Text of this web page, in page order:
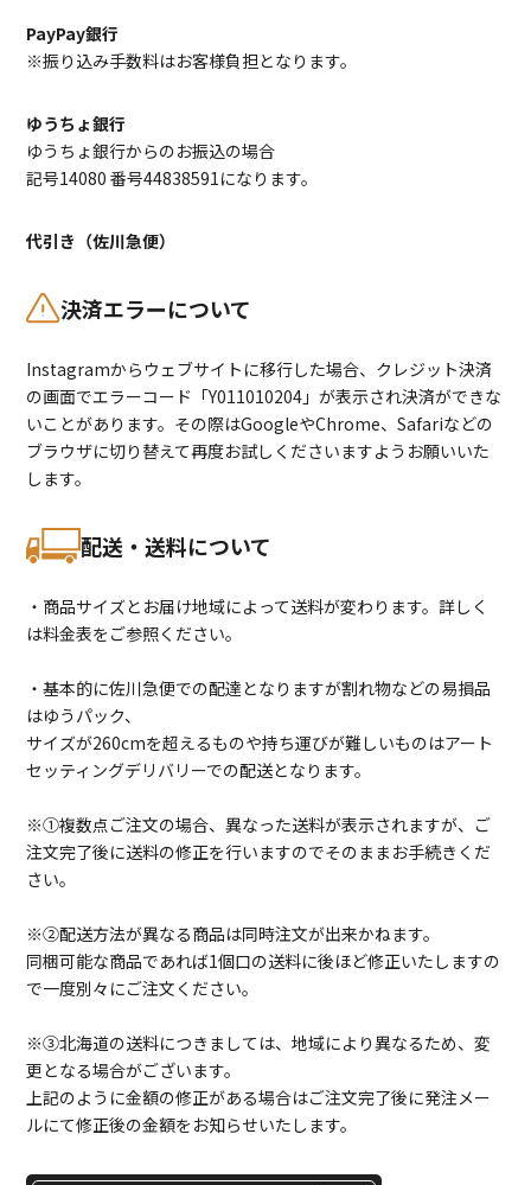
PayPay銀行
※振り込み手数料はお客様負担となります。
ゆうちょ銀行
ゆうちょ銀行からのお振込の場合
記号14080 番号44838591になります。
代引き（佐川急便）
決済エラーについて
Instagramからウェブサイトに移行した場合、クレジット決済
の画面でエラーコード「Y011010204」が表示され決済ができな
いことがあります。その際はGoogleやChrome、Safariなどの
ブラウザに切り替えて再度お試しくださいますようお願いいた
します。
配送・送料について
・商品サイズとお届け地域によって送料が変わります。詳しく
は料金表をご参照ください。
・基本的に佐川急便での配達となりますが割れ物などの易損品
はゆうパック、
サイズが260cmを超えるものや持ち運びが難しいものはアート
セッティングデリバリーでの配送となります。
※①複数点ご注文の場合、異なった送料が表示されますが、ご
注文完了後に送料の修正を行いますのでそのままお手続きくだ
さい。
※②配送方法が異なる商品は同時注文が出来かねます。
同梱可能な商品であれば1個口の送料に後ほど修正いたしますの
で一度別々にご注文ください。
※③北海道の送料につきましては、地域により異なるため、変
更となる場合がございます。
上記のように金額の修正がある場合はご注文完了後に発注メー
ルにて修正後の金額をお知らせいたします。